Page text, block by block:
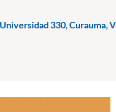
330, Curauma,